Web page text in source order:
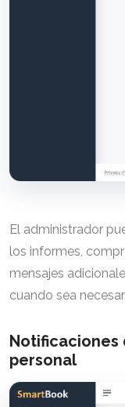
El administrador
los informes,
mensajes
cuando sea
Notificaciones
personal